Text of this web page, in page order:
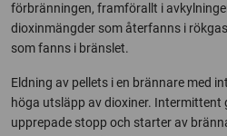
förbränningen, framförallt i
dioxinmängder som återfanns i
som fanns i bränslet.
Eldning av pellets i en brännare med
höga utsläpp av dioxiner. Intermittent
upprepade stopp och starter av